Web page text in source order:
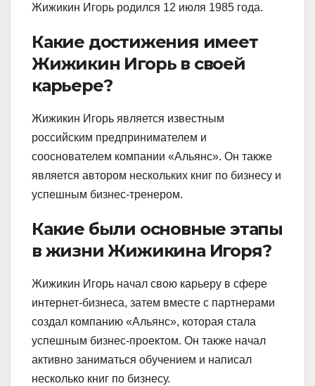
Жижикин Игорь родился 12 июля 1985 года.
Какие достижения имеет
Жижикин Игорь в своей
карьере?
Жижикин Игорь является известным
российским предпринимателем и
сооснователем компании «Альянс». Он также
является автором нескольких книг по бизнесу и
успешным бизнес-тренером.
Какие были основные этапы
в жизни Жижикина Игоря?
Жижикин Игорь начал свою карьеру в сфере
интернет-бизнеса, затем вместе с партнерами
создал компанию «Альянс», которая стала
успешным бизнес-проектом. Он также начал
активно заниматься обучением и написал
несколько книг по бизнесу.